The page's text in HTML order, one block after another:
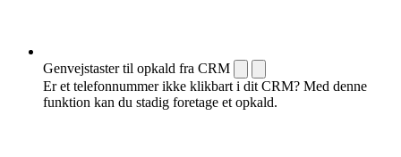
Genvejstaster til opkald fra CRM
Er et telefonnummer ikke klikbart i dit CRM? Med denne
funktion kan du stadig foretage et opkald.